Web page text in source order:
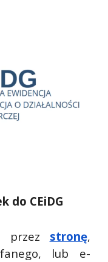
do CEiDG
przez stronę,
lub e-